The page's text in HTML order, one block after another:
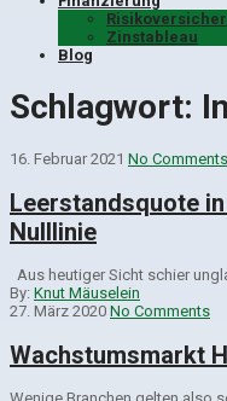
Zinstableau
Blog
Schlagwort:
16. Februar 2021 No Comments
Leerstandsquote
Nulllinie
Aus heutiger Sicht schier
By: Knut Mäuselein
27. März 2020 No Comments
Wachstumsmarkt